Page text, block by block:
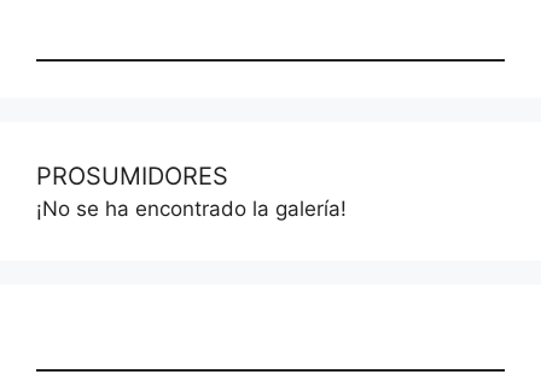
PROSUMIDORES
¡No se ha encontrado la galería!